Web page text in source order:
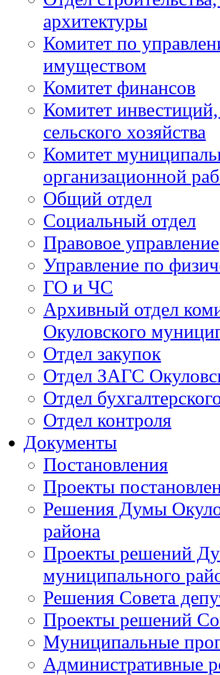
архитектуры
Комитет по
имуществом
Комитет финансов
Комитет
сельского хозяйства
Комитет
организационной
Общий отдел
Социальный отдел
Правовое управление
Управление по
ГО и ЧС
Архивный отдел
Окуловского
Отдел закупок
Отдел ЗАГС
Отдел
Отдел контроля
Документы
Постановления
Проекты
Решения Думы
района
Проекты решений
муниципального
Решения Совета
Проекты решений
Муниципальные
Административные